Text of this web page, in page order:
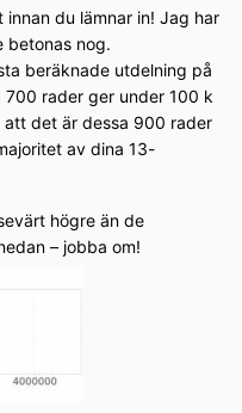
du lämnar in! Jag har
betonas nog.
beräknade utdelning på
rader ger under 100 k
att det är dessa 900 rader
av dina 13-
högre än de
– jobba om!